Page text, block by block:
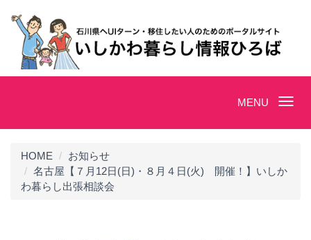
Toggle
MENU
HOME
お知らせ
名古屋【７月12日(日)・８月４日(火) 開催！】いしか
わ暮らし出張相談会